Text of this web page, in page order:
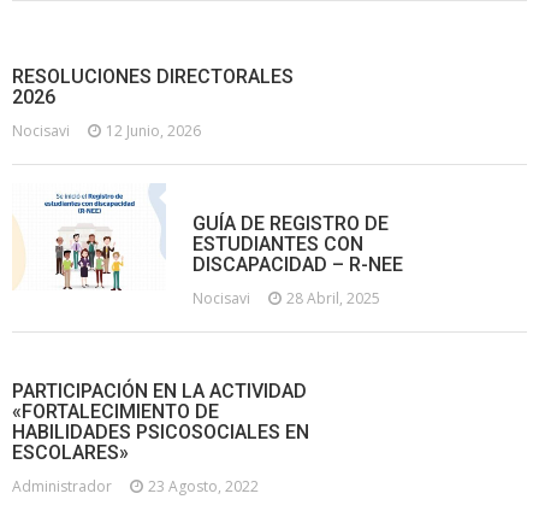
RESOLUCIONES DIRECTORALES
2026
Nocisavi 12 Junio, 2026
GUÍA DE REGISTRO DE
ESTUDIANTES CON
DISCAPACIDAD – R-NEE
Nocisavi 28 Abril, 2025
PARTICIPACIÓN EN LA ACTIVIDAD
«FORTALECIMIENTO DE
HABILIDADES PSICOSOCIALES EN
ESCOLARES»
Administrador 23 Agosto, 2022